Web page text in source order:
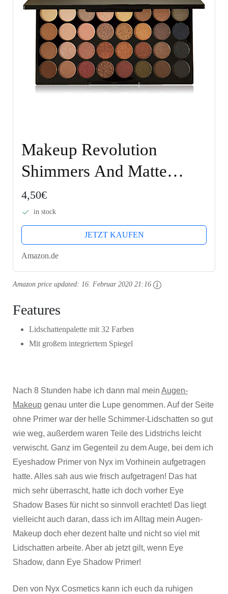
Makeup Revolution
Shimmers And Matte
Nudes Ultra 32
Eyeshadows Flawless
4,50€
in stock
JETZT KAUFEN
Amazon.de
Amazon price updated: 16. Februar 2020 21:16
Features
Lidschattenpalette mit 32 Farben
Mit großem integriertem Spiegel
Nach 8 Stunden habe ich dann mal mein Augen-
Makeup genau unter die Lupe genommen. Auf der Seite
ohne Primer war der helle Schimmer-Lidschatten so gut
wie weg, außerdem waren Teile des Lidstrichs leicht
verwischt. Ganz im Gegenteil zu dem Auge, bei dem ich
Eyeshadow Primer von Nyx im Vorhinein aufgetragen
hatte. Alles sah aus wie frisch aufgetragen! Das hat
mich sehr überrascht, hatte ich doch vorher Eye
Shadow Bases für nicht so sinnvoll erachtet! Das liegt
vielleicht auch daran, dass ich im Alltag mein Augen-
Makeup doch eher dezent halte und nicht so viel mit
Lidschatten arbeite. Aber ab jetzt gilt, wenn Eye
Shadow, dann Eye Shadow Primer!
Den von Nyx Cosmetics kann ich euch da ruhigen